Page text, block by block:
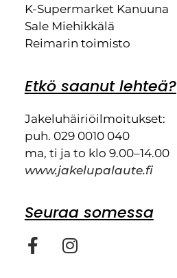
K-Supermarket Kanuuna
Sale Miehikkälä
Reimarin toimisto
Etkö saanut lehteä?
Jakeluhäiriöilmoitukset:
puh. 029 0010 040
ma, ti ja to klo 9.00–14.00
www.jakelupalaute.fi
Seuraa somessa